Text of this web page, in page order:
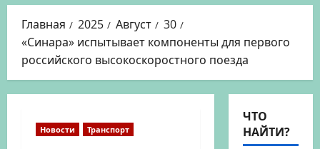
Главная 2025 Август
30
«Синара» испытывает компоненты для первого
российского высокоскоростного поезда
Новости Транспорт
ЧТО
НАЙТИ?